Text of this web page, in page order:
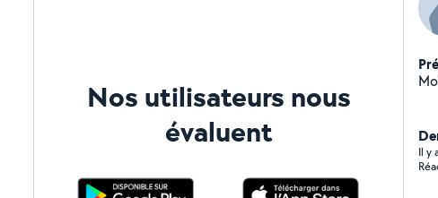
Nos utilisateurs nous
évaluent
Il y